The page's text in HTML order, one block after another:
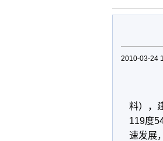
2010-03-24
料），
119度
速发展